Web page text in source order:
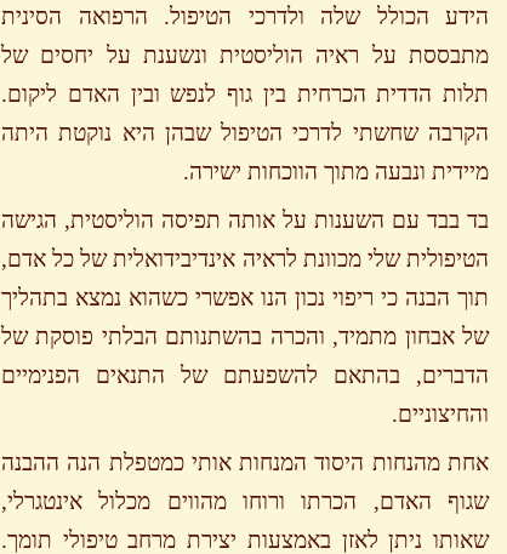
הידע הכולל שלה ולדרכי הטיפול. הרפואה הסינית
מתבססת על ראיה הוליסטית ונשענת על יחסים של
תלות הדדית הכרחית בין גוף לנפש ובין האדם ליקום.
הקרבה שחשתי לדרכי הטיפול שבהן היא נוקטת היתה
מיידית ונבעה מתוך הווכחות ישירה.
בד בבד עם השענות על אותה תפיסה הוליסטית, הגישה
הטיפולית שלי מכוונת לראיה אינדיבידואלית של כל אדם,
תוך הבנה כי ריפוי נכון הנו אפשרי כשהוא נמצא בתהליך
של אבחון מתמיד, והכרה בהשתנותם הבלתי פוסקת של
הדברים, בהתאם להשפעתם של התנאים הפנימיים
והחיצוניים.
אחת מהנחות היסוד המנחות אותי כמטפלת הנה ההבנה
שגוף האדם, הכרתו ורוחו מהווים מכלול אינטגרלי,
שאותו ניתן לאזן באמצעות יצירת מרחב טיפולי תומך.